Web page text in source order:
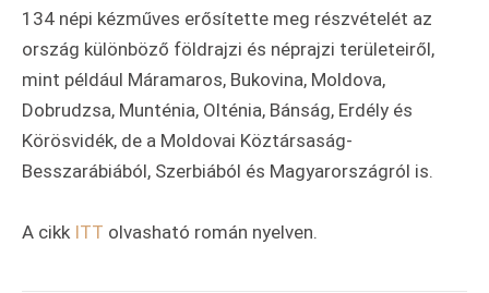
134 népi kézműves erősítette meg részvételét az
ország különböző földrajzi és néprajzi területeiről,
mint például Máramaros, Bukovina, Moldova,
Dobrudzsa, Munténia, Olténia, Bánság, Erdély és
Körösvidék, de a Moldovai Köztársaság-
Besszarábiából, Szerbiából és Magyarországról is.
A cikk ITT olvasható román nyelven.